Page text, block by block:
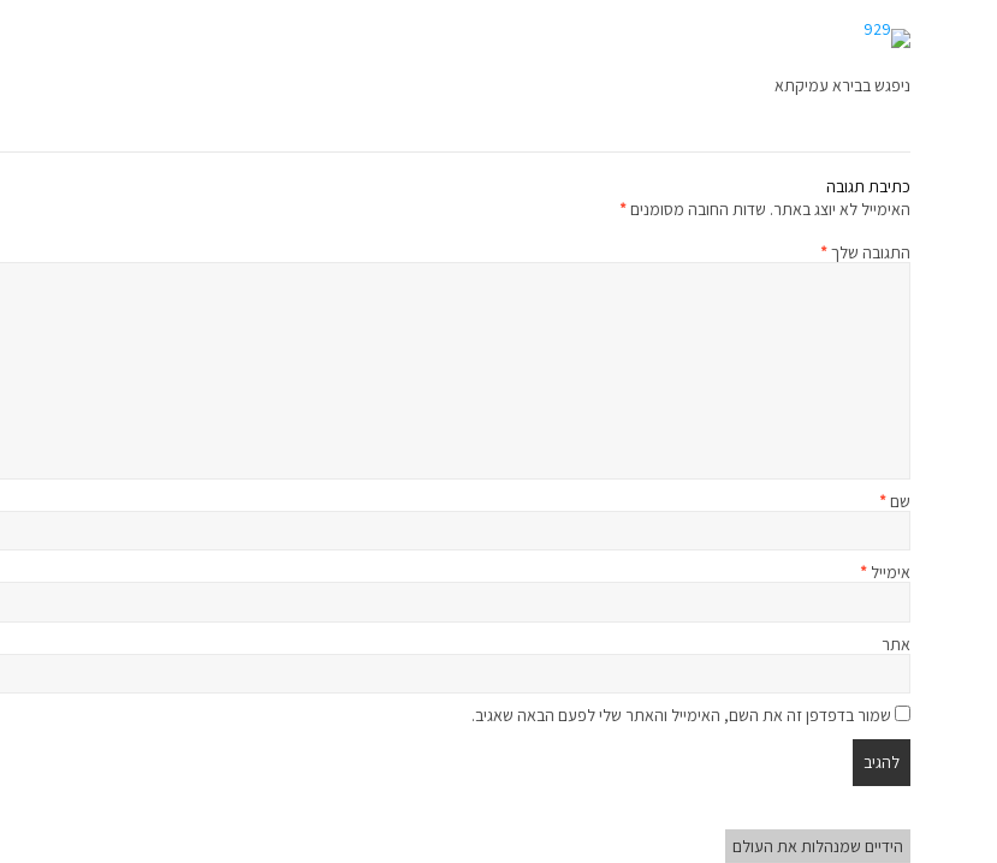
ניפגש בבירא עמיקתא
כתיבת תגובה
האימייל לא יוצג באתר. שדות החובה מסומנים*
התגובה שלך*
שם*
אימייל *
אתר
שמור בדפדפן זה את השם, האימייל והאתר שלי לפעם הבאה שאגיב.
הידיים שמנהלות את העולם